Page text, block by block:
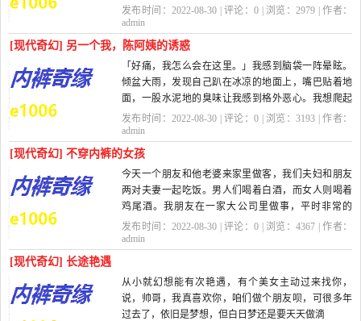
do_not_catch id=cont88682409>优秀
非常。
手抄本。。。边抄边脑补？
这...
发布时间：2022-08-30 | 评论：0 | 浏览：2979 | 作者：
admin
[现代奇幻] 另一个我，陈阿姨的诱惑
「好痛，我怎么会在这里。」我感到脑袋一阵晕眩。
倾盆大雨，发现自己趴在冰凉的地面上，嘴巴贴着地
面，一股水泥地的臭味让我感到格外恶心。我想爬起
来却完全动不了。这是怎了？
我记...
发布时间：2022-08-30 | 评论：0 | 浏览：3193 | 作者：
admin
[现代奇幻] 不穿内裤的女孩
今天一个朋友和他老婆来家里做客，我们夫妇和朋友
两对夫妻一起吃饭。男人们喝着白酒，而女人则喝着
鸡尾酒。我朋友在一家大公司里做事，平时非常的
忙，所以他老婆就乾脆在家做了全职...
发布时间：2022-08-30 | 评论：0 | 浏览：4367 | 作者：
admin
[现代奇幻] 长途艳遇
从小就幻想能有次艳遇，有个美女主动过来找你，
说，帅哥，我真喜欢你，咱们做个朋友呗，可很多年
过去了，依旧是梦想，但白日梦还是要天天做滴